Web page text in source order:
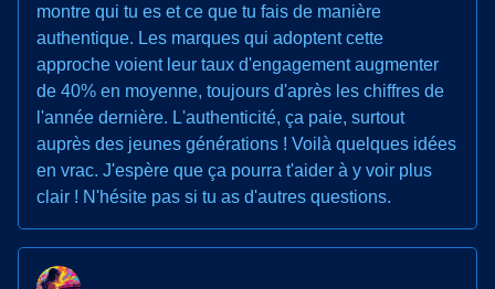
montre qui tu es et ce que tu fais de manière
authentique. Les marques qui adoptent cette
approche voient leur taux d'engagement augmenter
de 40% en moyenne, toujours d'après les chiffres de
l'année dernière. L'authenticité, ça paie, surtout
auprès des jeunes générations ! Voilà quelques idées
en vrac. J'espère que ça pourra t'aider à y voir plus
clair ! N'hésite pas si tu as d'autres questions.